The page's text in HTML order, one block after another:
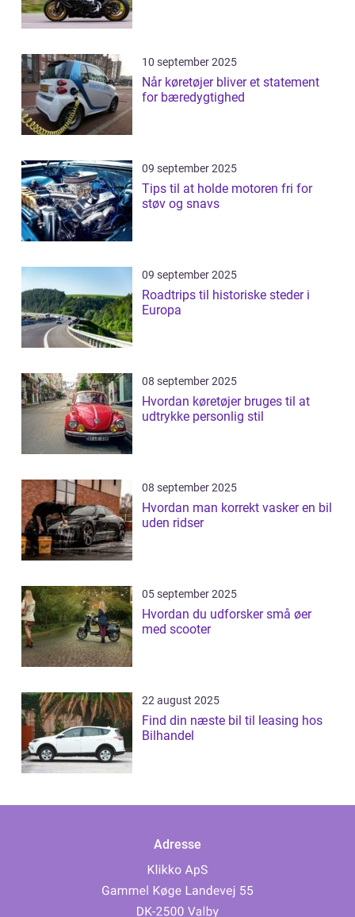
10 september 2025
Når køretøjer bliver et statement
for bæredygtighed
09 september 2025
Tips til at holde motoren fri for
støv og snavs
09 september 2025
Roadtrips til historiske steder i
Europa
08 september 2025
Hvordan køretøjer bruges til at
udtrykke personlig stil
08 september 2025
Hvordan man korrekt vasker en bil
uden ridser
05 september 2025
Hvordan du udforsker små øer
med scooter
22 august 2025
Find din næste bil til leasing hos
Bilhandel
Adresse